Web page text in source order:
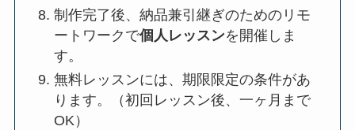
制作完了後、納品兼引継ぎのためのリモ
ートワークで個人レッスンを開催しま
す。
無料レッスンには、期限限定の条件があ
ります。（初回レッスン後、一ヶ月まで
OK）